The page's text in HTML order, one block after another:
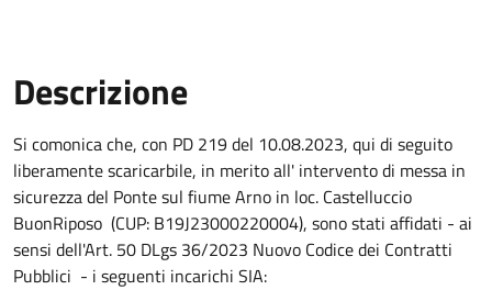
Descrizione
Descrizione Bando
Si comonica che, con PD 219 del 10.08.2023, qui di seguito
liberamente scaricarbile, in merito all' intervento di messa in
sicurezza del Ponte sul fiume Arno in loc. Castelluccio
BuonRiposo (CUP: B19J23000220004), sono stati affidati - ai
sensi dell'Art. 50 DLgs 36/2023 Nuovo Codice dei Contratti
Pubblici - i seguenti incarichi SIA: